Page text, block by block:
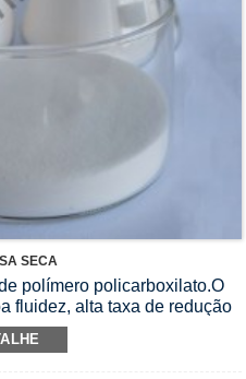
SECA
polímero policarboxilato.O
fluidez, alta taxa de redução
para diferentes tipos
requisitos de alta fluidez e